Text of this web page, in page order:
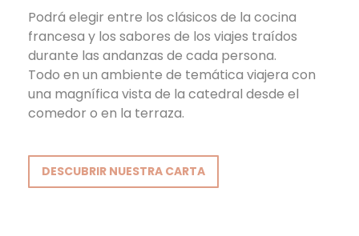
Podrá elegir entre los clásicos de la cocina
francesa y los sabores de los viajes traídos
durante las andanzas de cada persona.
Todo en un ambiente de temática viajera con
una magnífica vista de la catedral desde el
comedor o en la terraza.
DESCUBRIR NUESTRA CARTA